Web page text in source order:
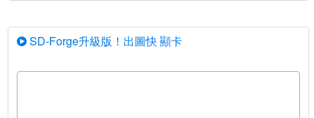
SD-Forge升級版！出圖快 顯卡